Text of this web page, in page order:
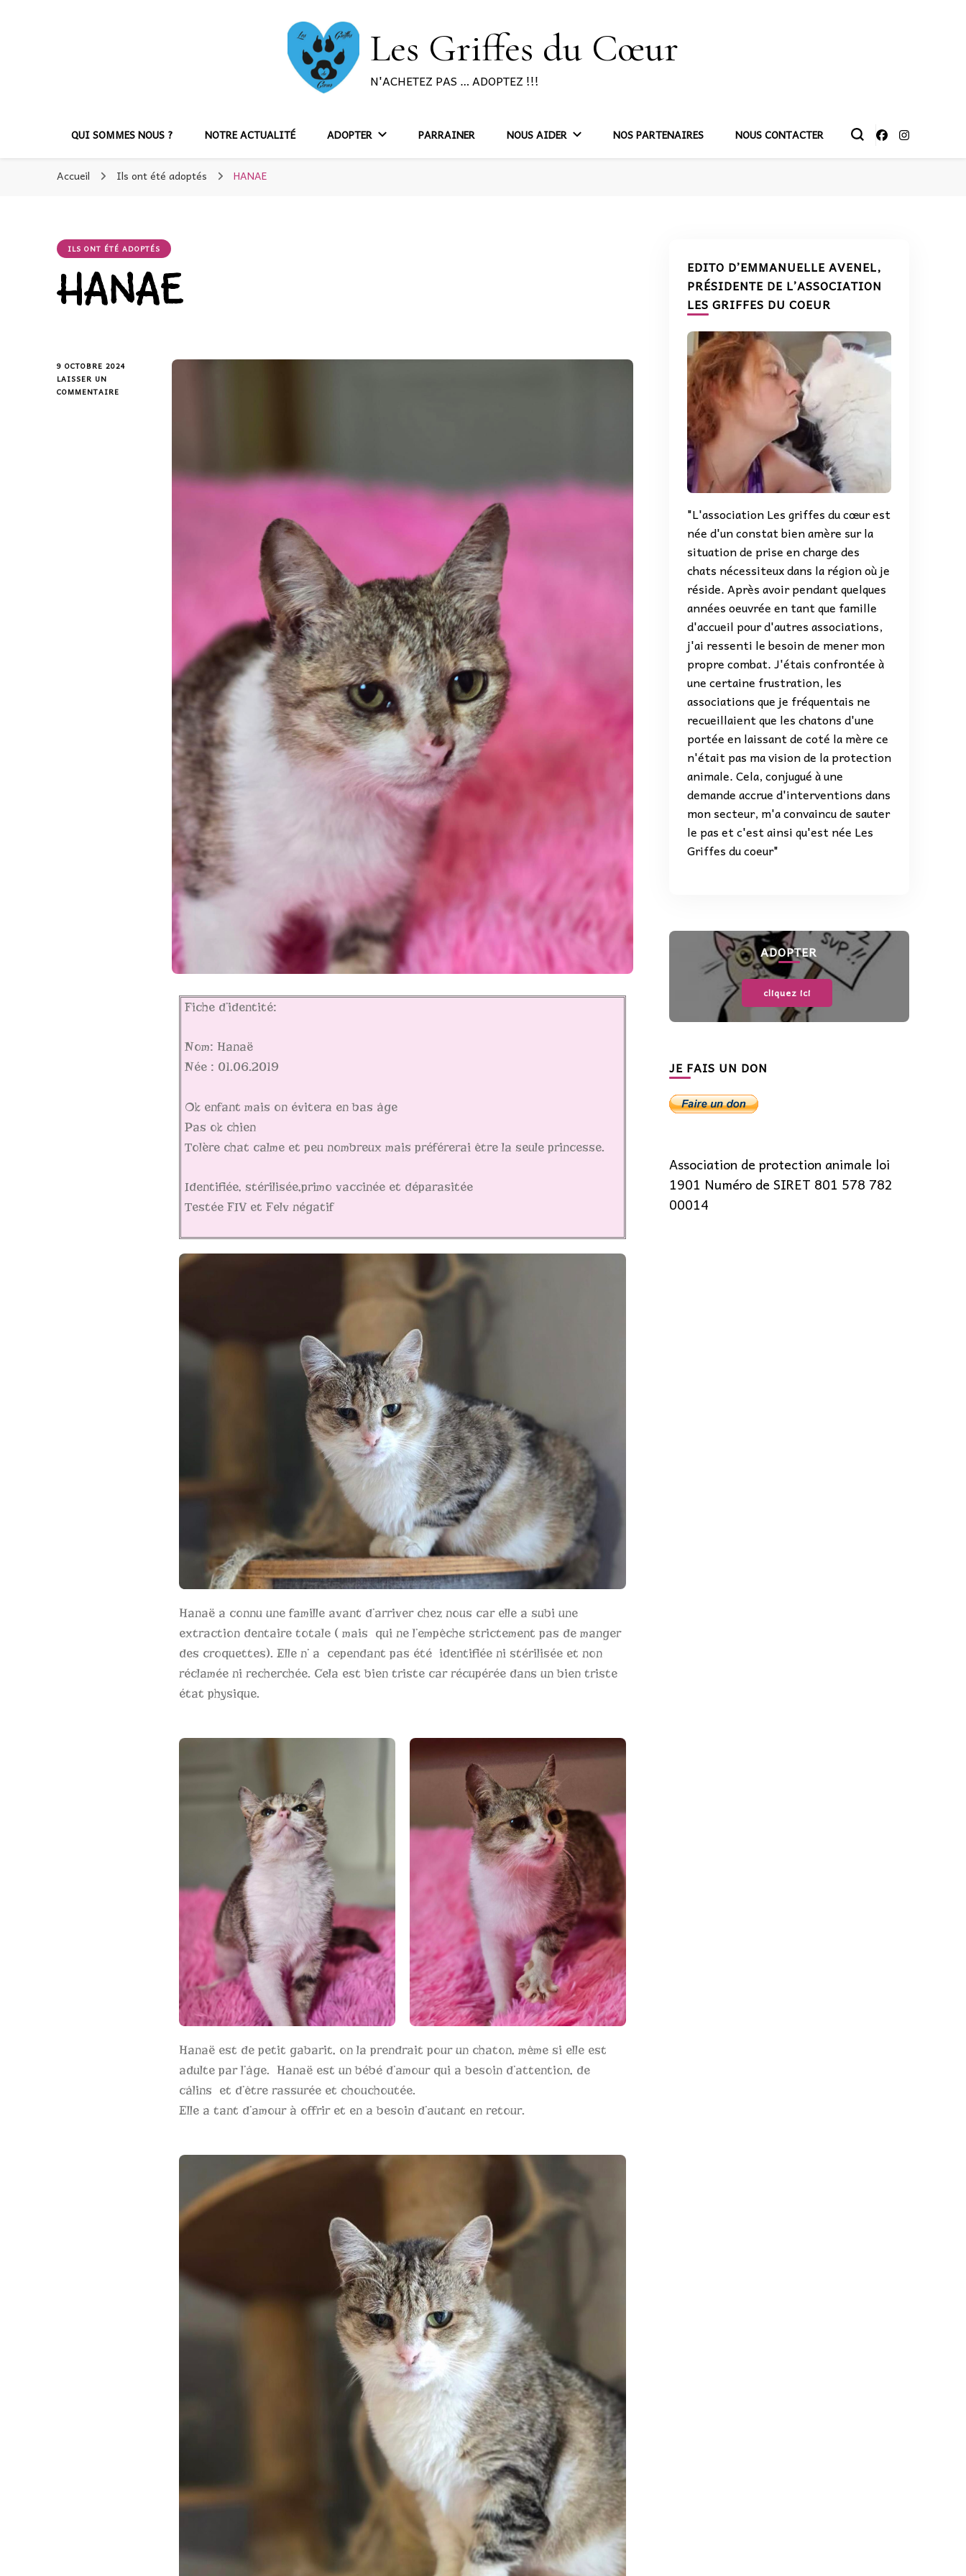
Les Griffes du Cœur
N'ACHETEZ PAS … ADOPTEZ !!!
QUI SOMMES NOUS ? NOTRE ACTUALITÉ ADOPTER PARRAINER NOUS AIDER NOS PARTENAIRES NOUS CONTACTER
Accueil Ils ont été adoptés HANAE
ILS ONT ÉTÉ ADOPTÉS
HANAE
9 OCTOBRE 2024
LAISSER UN
COMMENTAIRE
Fiche d’identité:
Nom: Hanaë
Née : 01.06.2019
Ok enfant mais on évitera en bas âge
Pas ok chien
Tolère chat calme et peu nombreux mais préférerai être la seule princesse.
Identifiée, stérilisée,primo vaccinée et déparasitée
Testée FIV et Felv négatif
Hanaë a connu une famille avant d’arriver chez nous car elle a subi une
extraction dentaire totale ( mais qui ne l’empêche strictement pas de manger
des croquettes). Elle n’ a cependant pas été identifiée ni stérilisée et non
réclamée ni recherchée. Cela est bien triste car récupérée dans un bien triste
état physique.
Hanaë est de petit gabarit, on la prendrait pour un chaton, même si elle est
adulte par l’âge. Hanaë est un bébé d’amour qui a besoin d’attention, de
câlins et d’être rassurée et chouchoutée.
Elle a tant d’amour à offrir et en a besoin d’autant en retour.
EDITO D’EMMANUELLE AVENEL,
PRÉSIDENTE DE L’ASSOCIATION
LES GRIFFES DU COEUR
"L'association Les griffes du cœur est
née d'un constat bien amère sur la
situation de prise en charge des
chats nécessiteux dans la région où je
réside. Après avoir pendant quelques
années oeuvrée en tant que famille
d'accueil pour d'autres associations,
j'ai ressenti le besoin de mener mon
propre combat. J'étais confrontée à
une certaine frustration, les
associations que je fréquentais ne
recueillaient que les chatons d'une
portée en laissant de coté la mère ce
n'était pas ma vision de la protection
animale. Cela, conjugué à une
demande accrue d'interventions dans
mon secteur, m'a convaincu de sauter
le pas et c'est ainsi qu'est née Les
Griffes du coeur"
ADOPTER
cliquez ici
JE FAIS UN DON
Association de protection animale loi
1901 Numéro de SIRET 801 578 782
00014